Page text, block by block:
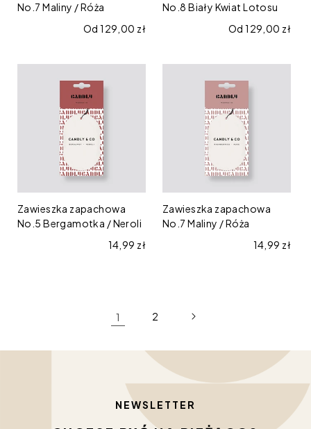
No.7 Maliny / Róża
Cena regularna
Od 129,00 zł
No.8 Biały Kwiat Lotosu
Cena regularna
Od 129,00 zł
zapachowa
Bergamotka
Zawieszka zapachowa
No.5 Bergamotka / Neroli
Cena regularna
14,99 zł
zapachowa
Zawieszka zapachowa
No.7 Maliny / Róża
Cena
14,99 zł
1 2
NEWSLETTER